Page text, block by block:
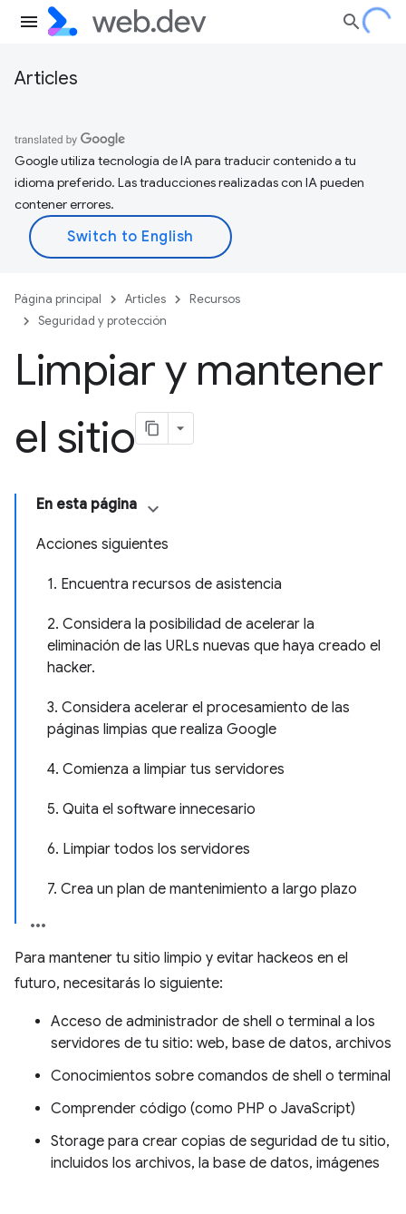
Articles
Google utiliza tecnología de IA para traducir contenido a tu
idioma preferido. Las traducciones realizadas con IA pueden
contener errores.
Página principal Articles
Recursos
Seguridad y protección
Limpiar y mantener
el sitio
En esta página
Acciones siguientes
1. Encuentra recursos de asistencia
2. Considera la posibilidad de acelerar la
eliminación de las URLs nuevas que haya creado el
hacker.
3. Considera acelerar el procesamiento de las
páginas limpias que realiza Google
4. Comienza a limpiar tus servidores
5. Quita el software innecesario
6. Limpiar todos los servidores
7. Crea un plan de mantenimiento a largo plazo
Para mantener tu sitio limpio y evitar hackeos en el
futuro, necesitarás lo siguiente:
Acceso de administrador de shell o terminal a los
servidores de tu sitio: web, base de datos, archivos
Conocimientos sobre comandos de shell o terminal
Comprender código (como PHP o JavaScript)
Storage para crear copias de seguridad de tu sitio,
incluidos los archivos, la base de datos, imágenes